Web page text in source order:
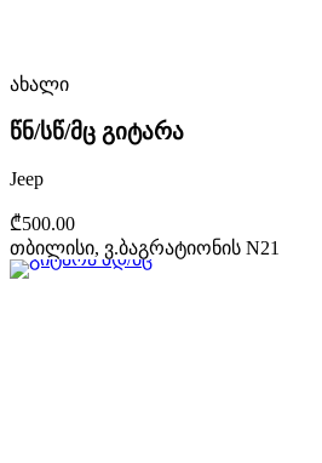
ახალი
წნ/სწ/მც გიტარა
Jeep
₾500.00
თბილისი, ვ.ბაგრატიონის N21